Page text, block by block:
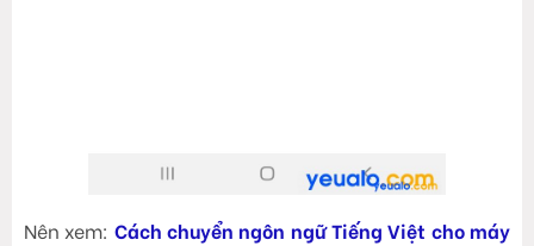
Nên xem: Cách chuyển ngôn ngữ Tiếng Việt cho máy